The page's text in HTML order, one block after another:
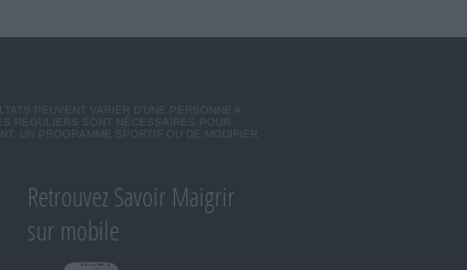
PEUVENT VARIER D'UNE PERSONNE A
RÉGULIERS SONT NÉCESSAIRES POUR
UN PROGRAMME SPORTIF OU DE MODIFIER
Retrouvez Savoir Maigrir
sur mobile